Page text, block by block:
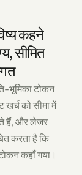
कहने
सीमित
भूमिका टोकन
खर्च को सीमा में
हैं, और लेजर
करता है कि
कहाँ गया।